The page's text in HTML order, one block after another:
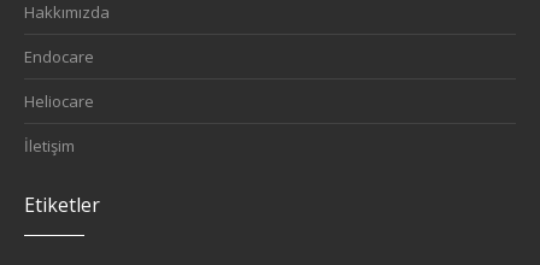
Hakkımızda
Endocare
Heliocare
İletişim
Etiketler